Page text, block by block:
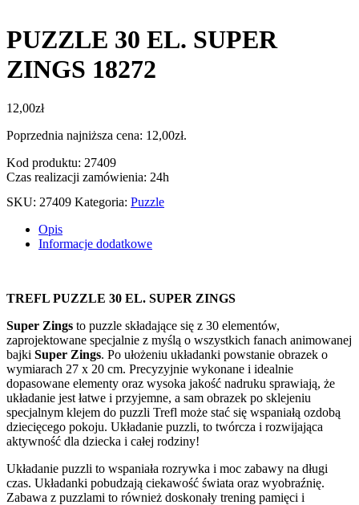
PUZZLE 30 EL. SUPER
ZINGS 18272
12,00zł
Poprzednia najniższa cena: 12,00zł.
Kod produktu: 27409
Czas realizacji zamówienia: 24h
SKU: 27409 Kategoria: Puzzle
Opis
Informacje dodatkowe
TREFL PUZZLE 30 EL. SUPER ZINGS
Super Zings to puzzle składające się z 30 elementów,
zaprojektowane specjalnie z myślą o wszystkich fanach animowanej
bajki Super Zings. Po ułożeniu układanki powstanie obrazek o
wymiarach 27 x 20 cm. Precyzyjnie wykonane i idealnie
dopasowane elementy oraz wysoka jakość nadruku sprawiają, że
układanie jest łatwe i przyjemne, a sam obrazek po sklejeniu
specjalnym klejem do puzzli Trefl może stać się wspaniałą ozdobą
dziecięcego pokoju. Układanie puzzli, to twórcza i rozwijająca
aktywność dla dziecka i całej rodziny!
Układanie puzzli to wspaniała rozrywka i moc zabawy na długi
czas. Układanki pobudzają ciekawość świata oraz wyobraźnię.
Zabawa z puzzlami to również doskonały trening pamięci i